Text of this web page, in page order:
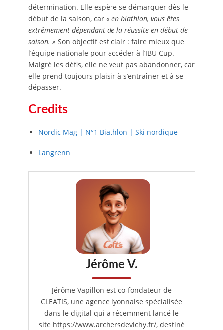
détermination. Elle espère se démarquer dès le
début de la saison, car « en biathlon, vous êtes
extrêmement dépendant de la réussite en début de
saison. » Son objectif est clair : faire mieux que
l’équipe nationale pour accéder à l’IBU Cup.
Malgré les défis, elle ne veut pas abandonner, car
elle prend toujours plaisir à s’entraîner et à se
dépasser.
Credits
Nordic Mag | N°1 Biathlon | Ski nordique
Langrenn
Jérôme V.
Jérôme Vapillon est co-fondateur de
CLEATIS, une agence lyonnaise spécialisée
dans le digital qui a récemment lancé le
site https://www.archersdevichy.fr/, destiné